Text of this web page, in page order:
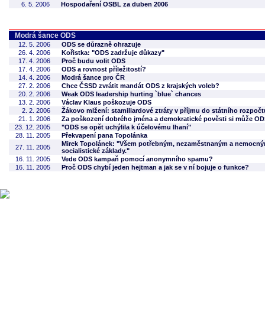
6. 5. 2006
Hospodaření OSBL za duben 2006
Modrá šance ODS
12. 5. 2006
ODS se důrazně ohrazuje
26. 4. 2006
Kořistka: "ODS zadržuje důkazy"
17. 4. 2006
Proč budu volit ODS
17. 4. 2006
ODS a rovnost příležitostí?
14. 4. 2006
Modrá šance pro ČR
27. 2. 2006
Chce ČSSD zvrátit mandát ODS z krajských voleb?
20. 2. 2006
Weak ODS leadership hurting `blue` chances
13. 2. 2006
Václav Klaus poškozuje ODS
2. 2. 2006
Žákovo mlžení: stamiliardové ztráty v příjmu do státního
21. 1. 2006
Za poškození dobrého jména a demokratické pověsti si může
23. 12. 2005
"ODS se opět uchýlila k účelovému lhaní"
28. 11. 2005
Překvapení pana Topolánka
27. 11. 2005
Mirek Topolánek: "Všem potřebným, nezaměstnaným a
socialistické základy."
16. 11. 2005
Vede ODS kampaň pomocí anonymního spamu?
16. 11. 2005
Proč ODS chybí jeden hejtman a jak se v ní bojuje o funkce?